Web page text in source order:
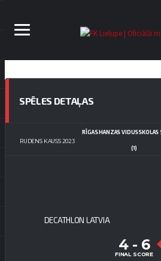
SPĒLES DETAĻAS
RUDENS KAUSS 2023
RĪGAS HANZAS VIDUSSKOLAS
(1)
DECATHLON LATVIA
4 - 6
FINAL SCORE